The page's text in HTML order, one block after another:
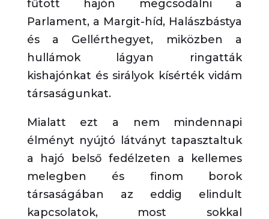
fűtött hajón megcsodálni a
Parlament, a Margit-híd, Halászbástya
és a Gellérthegyet, miközben a
hullámok lágyan ringatták
kishajónkat és sirályok kísérték vidám
társaságunkat.
Mialatt ezt a nem mindennapi
élményt nyújtó látványt tapasztaltuk
a hajó belső fedélzeten a kellemes
melegben és finom borok
társaságában az eddig elindult
kapcsolatok, most sokkal